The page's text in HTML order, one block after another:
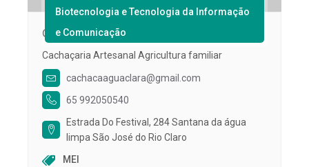
Biotecnologia e Tecnologia da Informação
e Comunicação
Cachaça Água Clara
Cachaçaria Artesanal Agricultura familiar
cachacaaguaclara@gmail.com
65 992050540
Estrada Do Festival, 284 Santana da água
limpa São José do Rio Claro
MEI